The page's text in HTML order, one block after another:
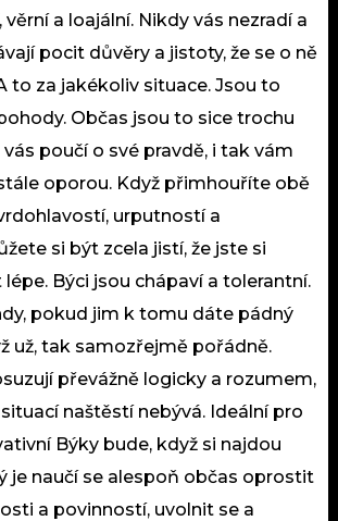
a loajální. Nikdy vás nezradí a
pocit důvěry a jistoty, že se o ně
to za jakékoliv situace. Jsou to
Občas jsou to sice trochu
poučí o své pravdě, i tak vám
oporou. Když přimhouříte obě
urputností a
si být zcela jistí, že jste si
Býci jsou chápaví a tolerantní.
pokud jim k tomu dáte pádný
už, tak samozřejmě pořádně.
převážně logicky a rozumem,
naštěstí nebývá. Ideální pro
Býky bude, když si najdou
je naučí se alespoň občas oprostit
a povinností, uvolnit se a